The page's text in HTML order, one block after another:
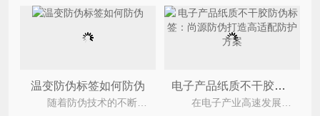
温变防伪标签如何防伪 电子产品纸质不干胶防伪标签：尚源防伪打造高适配防护方案